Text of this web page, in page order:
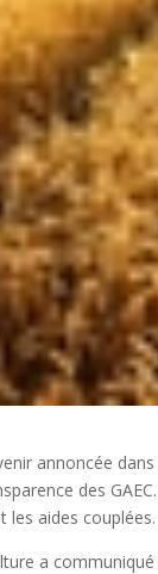
annoncée
des
les aides couplées.
a